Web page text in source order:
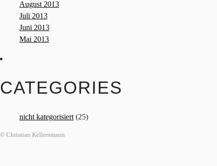
August 2013
Juli 2013
Juni 2013
Mai 2013
CATEGORIES
nicht kategorisiert (25)
© Christian Kellersmann